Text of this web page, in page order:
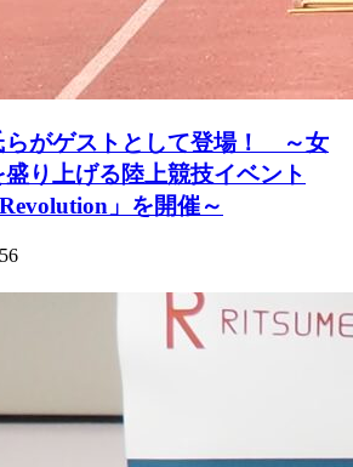
らがゲストとして登場！ ～女
り上げる陸上競技イベント
」を開催～